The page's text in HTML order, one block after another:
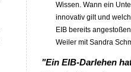
Wissen. Wann ein
innovativ gilt und
EIB bereits
Weiler mit Sandra
"Ein EIB-Darlehen